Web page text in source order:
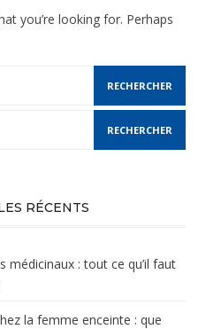
you’re looking for. Perhaps
RÉCENTS
médicinaux : tout ce qu’il faut
la femme enceinte : que